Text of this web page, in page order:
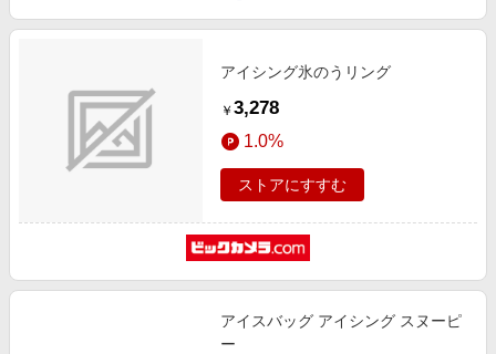
アイシング氷のうリング
￥ 3,278
1.0%
ストアにすすむ
アイスバッグ アイシング スヌーピ
ー